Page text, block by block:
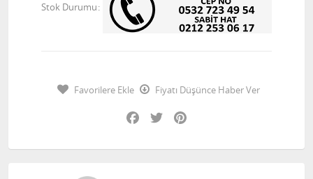
Stok Durumu
Favorilere Ekle
Fiyatı Düşünce Haber Ver
Facebook
Twitter